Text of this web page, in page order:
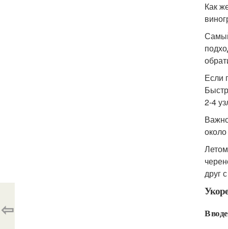
Как
Если
2-4
друг
В воде
⇦